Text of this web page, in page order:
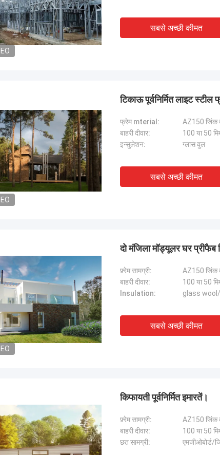
सबसे अच्छी कीमत
टिकाऊ पूर्वनिर्मित लाइट
फ्रेम mterial:
AZ150 जिंक
बाहरी दीवार:
100 या 50
इन्सुलेशन:
ग्लास वुल
सबसे अच्छी कीमत
दो मंजिला मॉड्यूलर घर
फ़्रेम सामग्री:
AZ150 जिंक
बाहरी दीवार:
100 या 50
Insulation:
glass
सबसे अच्छी कीमत
किफायती पूर्वनिर्मित इमारतें।
फ़्रेम सामग्री:
AZ150 जिंक
बाहरी दीवार:
100 या 50
छत सामग्री:
एमजीओबोर्ड/